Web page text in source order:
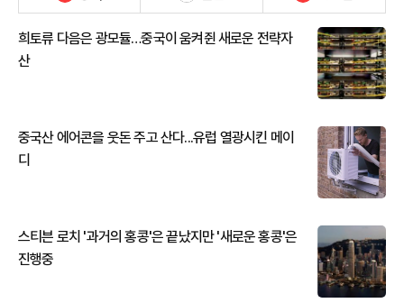
희토류 다음은 광모듈…중국이 움켜쥔 새로운 전략자
산
중국산 에어콘을 웃돈 주고 산다...유럽 열광시킨 메이
디
스티븐 로치 '과거의 홍콩'은 끝났지만 '새로운 홍콩'은
진행중